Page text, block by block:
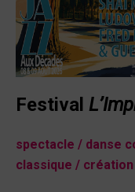
Festival
spectacle / danse
classique /